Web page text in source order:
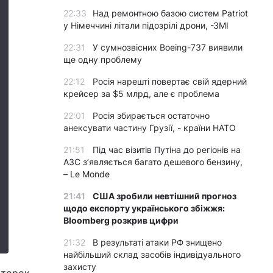
22:33
Над ремонтною базою систем Patriot
у Німеччині літали підозрілі дрони, -ЗМІ
22:31
У сумнозвісних Boeing-737 виявили
ще одну проблему
22:12
Росія нарешті повертає свій ядерний
крейсер за $5 млрд, але є проблема
22:01
Росія збирається остаточно
анексувати частину Грузії, - країни НАТО
21:51
Під час візитів Путіна до регіонів на
АЗС з’являється багато дешевого бензину,
– Le Monde
21:41
США зробили невтішний прогноз
щодо експорту українського збіжжя:
Bloomberg розкрив цифри
21:32
В результаті атаки РФ знищено
найбільший склад засобів індивідуального
захисту